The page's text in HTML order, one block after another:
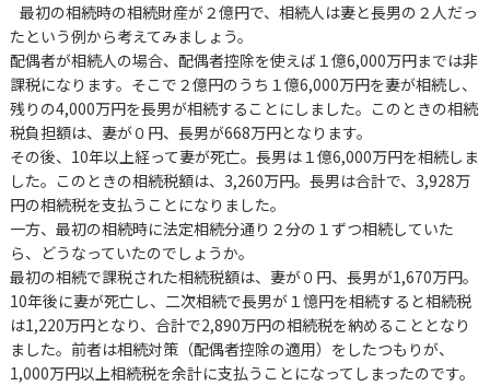
最初の相続時の相続財産が２億円で、相続人は妻と長男の２人だっ
たという例から考えてみましょう。
配偶者が相続人の場合、配偶者控除を使えば１億6,000万円までは非
課税になります。そこで２億円のうち１億6,000万円を妻が相続し、
残りの4,000万円を長男が相続することにしました。このときの相続
税負担額は、妻が０円、長男が668万円となります。
その後、10年以上経って妻が死亡。長男は１億6,000万円を相続しま
した。このときの相続税額は、3,260万円。長男は合計で、3,928万
円の相続税を支払うことになりました。
一方、最初の相続時に法定相続分通り２分の１ずつ相続していた
ら、どうなっていたのでしょうか。
最初の相続で課税された相続税額は、妻が０円、長男が1,670万円。
10年後に妻が死亡し、二次相続で長男が１憶円を相続すると相続税
は1,220万円となり、合計で2,890万円の相続税を納めることとなり
ました。前者は相続対策（配偶者控除の適用）をしたつもりが、
1,000万円以上相続税を余計に支払うことになってしまったのです。